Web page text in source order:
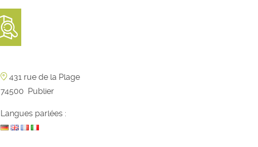
431 rue de la Plage
74500 Publier
Langues parlées :